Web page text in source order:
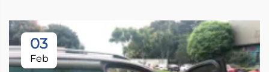
03
Feb